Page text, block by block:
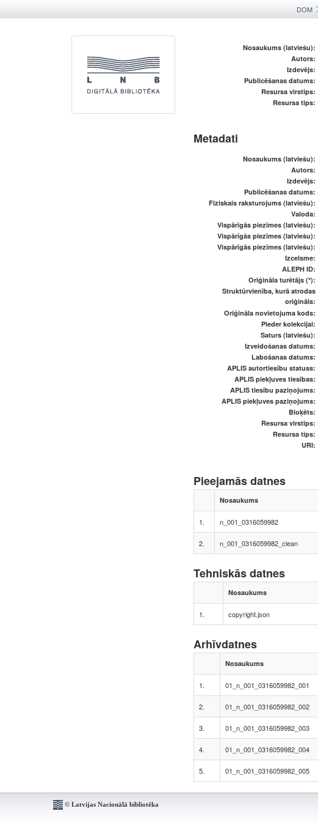
DOM
Nosaukums (latviešu):
Autors:
Izdevējs:
Publicēšanas datums:
Resursa virstips:
Resursa tips:
Metadati
Nosaukums (latviešu):
Autors:
Izdevējs:
Publicēšanas datums:
Fiziskais raksturojums (latviešu):
Valoda:
Vispārīgās piezīmes (latviešu):
Vispārīgās piezīmes (latviešu):
Vispārīgās piezīmes (latviešu):
Izcelsme:
ALEPH ID:
Oriģināla turētājs (*):
Struktūrvienība, kurā atrodas
oriģināls:
Oriģināla novietojuma kods:
Pieder kolekcijai:
Saturs (latviešu):
Izveidošanas datums:
Labošanas datums:
APLIS autortiesību statuss:
APLIS piekļuves tiesības:
APLIS tiesību paziņojums:
APLIS piekļuves paziņojums:
Bloķēts:
Resursa virstips:
Resursa tips:
URI:
Pieejamās datnes
Nosaukums
1. n_001_0316059982
2. n_001_0316059982_clean
Tehniskās datnes
Nosaukums
1. copyright.json
Arhīvdatnes
Nosaukums
1. 01_n_001_0316059982_001
2. 01_n_001_0316059982_002
3. 01_n_001_0316059982_003
4. 01_n_001_0316059982_004
5. 01_n_001_0316059982_005
© Latvijas Nacionālā bibliotēka